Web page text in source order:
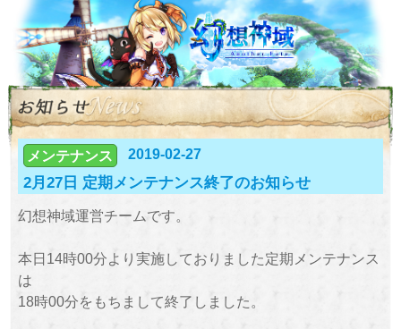
メンテナンス 2019-02-27
2月27日 定期メンテナンス終了のお知らせ
幻想神域運営チームです。
本日14時00分より実施しておりました定期メンテナンス
は
18時00分をもちまして終了しました。